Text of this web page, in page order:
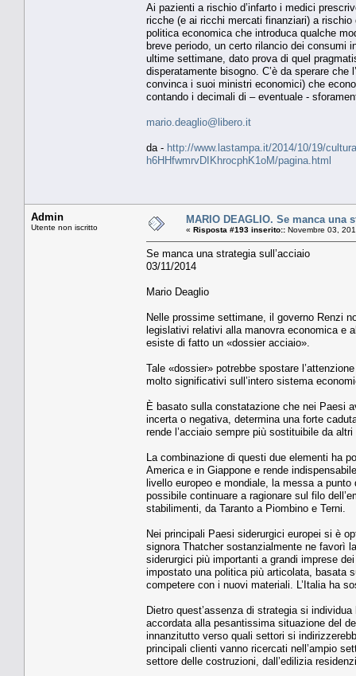
Ai pazienti a rischio d’infarto i medici
ricche (e ai ricchi mercati finanziari) a rischio
politica economica che introduca qualche
breve periodo, un certo rilancio dei consumi
ultime settimane, dato prova di quel
disperatamente bisogno. C’è da sperare
convinca i suoi ministri economici) che
contando i decimali di – eventuale -
mario.deaglio@libero.it
da - http://www.lastampa.it/2014/10/19/
h6HHfwmrvDIKhrocphK1oM/pagina.html
Admin
Utente non iscritto
MARIO DEAGLIO. Se manca una
« Risposta #193 inserito:: Novembre 03,
Se manca una strategia sull’acciaio
03/11/2014
Mario Deaglio
Nelle prossime settimane, il governo Renzi
legislativi relativi alla manovra economica e
esiste di fatto un «dossier acciaio».
Tale «dossier» potrebbe spostare
molto significativi sull’intero sistema
È basato sulla constatazione che nei Paesi
incerta o negativa, determina una forte
rende l’acciaio sempre più sostituibile da
La combinazione di questi due elementi ha
America e in Giappone e rende
livello europeo e mondiale, la messa a
possibile continuare a ragionare sul filo
stabilimenti, da Taranto a Piombino e Terni.
Nei principali Paesi siderurgici europei si è
signora Thatcher sostanzialmente ne favorì
siderurgici più importanti a grandi imprese
impostato una politica più articolata, basata
competere con i nuovi materiali. L’Italia ha
Dietro quest’assenza di strategia si
accordata alla pesantissima situazione del
innanzitutto verso quali settori si
principali clienti vanno ricercati nell’ampio
settore delle costruzioni, dall’edilizia